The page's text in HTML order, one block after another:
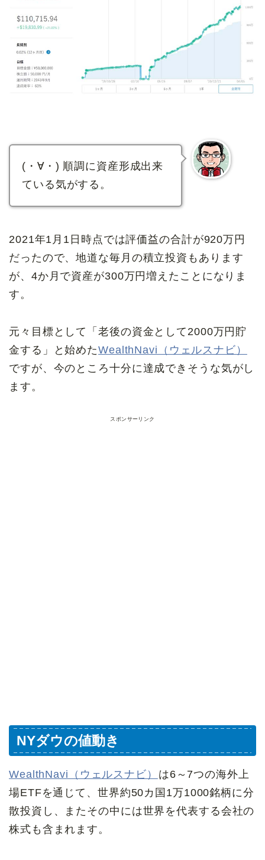
(・∀・) 順調に資産形成出来
ている気がする。
2021年1月1日時点では評価益の合計が920万円
だったので、地道な毎月の積立投資もあります
が、4か月で資産が300万円増えたことになりま
す。
元々目標として「老後の資金として2000万円貯
金する」と始めたWealthNavi（ウェルスナビ）
ですが、今のところ十分に達成できそうな気がし
ます。
スポンサーリンク
NYダウの値動き
WealthNavi（ウェルスナビ）
は6～7つの海外上
場ETFを通じて、世界約50カ国1万1000銘柄に分
散投資し、またその中には世界を代表する会社の
株式も含まれます。